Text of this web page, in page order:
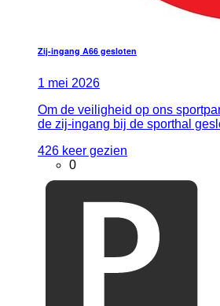
Zij-ingang A66 gesloten
1 mei 2026
Om de veiligheid op ons
de zij-ingang bij de sporthal
426 keer gezien
0